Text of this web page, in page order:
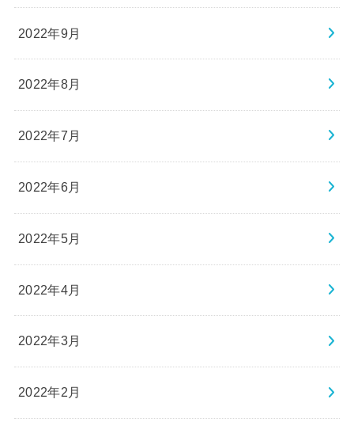
2022年9月
2022年8月
2022年7月
2022年6月
2022年5月
2022年4月
2022年3月
2022年2月